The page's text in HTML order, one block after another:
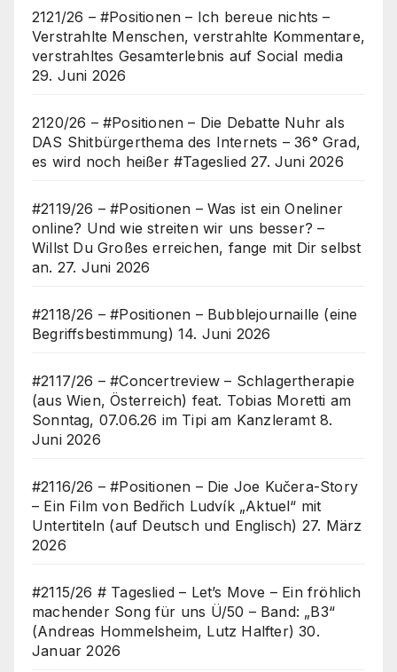
2121/26 – #Positionen – Ich bereue nichts –
Verstrahlte Menschen, verstrahlte Kommentare,
verstrahltes Gesamterlebnis auf Social media
29. Juni 2026
2120/26 – #Positionen – Die Debatte Nuhr als
DAS Shitbürgerthema des Internets – 36° Grad,
es wird noch heißer #Tageslied 27. Juni 2026
#2119/26 – #Positionen – Was ist ein Oneliner
online? Und wie streiten wir uns besser? –
Willst Du Großes erreichen, fange mit Dir selbst
an. 27. Juni 2026
#2118/26 – #Positionen – Bubblejournaille (eine
Begriffsbestimmung) 14. Juni 2026
#2117/26 – #Concertreview – Schlagertherapie
(aus Wien, Österreich) feat. Tobias Moretti am
Sonntag, 07.06.26 im Tipi am Kanzleramt 8.
Juni 2026
#2116/26 – #Positionen – Die Joe Kučera-Story
– Ein Film von Bedřich Ludvík „Aktuel“ mit
Untertiteln (auf Deutsch und Englisch) 27. März
2026
#2115/26 # Tageslied – Let’s Move – Ein fröhlich
machender Song für uns Ü/50 – Band: „B3“
(Andreas Hommelsheim, Lutz Halfter) 30.
Januar 2026